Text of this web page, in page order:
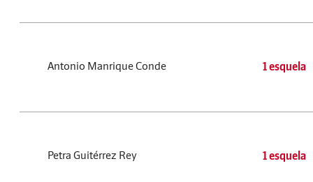
Antonio Manrique Conde 1 esquela
Petra Guitérrez Rey 1 esquela